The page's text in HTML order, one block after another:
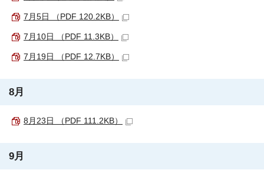
7月5日 （PDF 120.2KB）
7月10日 （PDF 11.3KB）
7月19日 （PDF 12.7KB）
8月
8月23日 （PDF 111.2KB）
9月